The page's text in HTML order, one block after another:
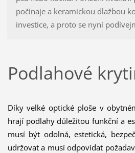
počínaje a keramickou dlažbou
investice, a proto se nyní
Podlahové
Díky velké optické ploše v
hrají podlahy důležitou funkční a
musí být odolná, estetická,
udržovat a musí odpovídat